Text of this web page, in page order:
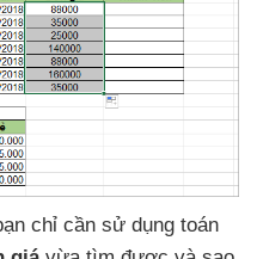
chỉ cần sử dụng toán